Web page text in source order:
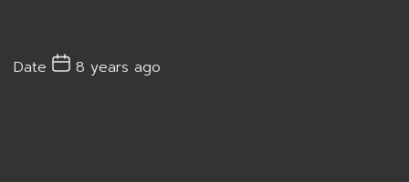
Date 8 years ago